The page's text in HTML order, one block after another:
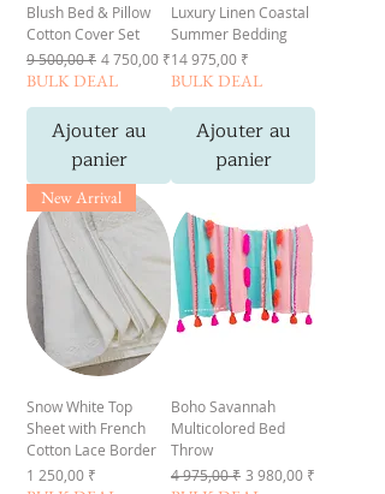
Blush Bed & Pillow
Cotton Cover Set
Prix original
9 500,00 ₹ Prix promotionnel
4 750,00 ₹
BULK DEAL
Ajouter au
panier
Luxury Linen Coastal
Summer Bedding
Prix
14 975,00 ₹
BULK DEAL
Ajouter au
panier
New Arrival
Snow White Top
Sheet with French
Cotton Lace Border
Prix
1 250,00 ₹
Boho Savannah
Multicolored Bed
Throw
Prix original
4 975,00 ₹ Prix promotionnel
3 980,00 ₹